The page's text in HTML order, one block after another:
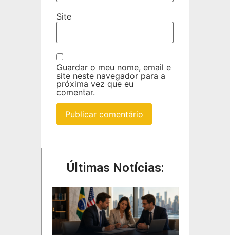
Site
Guardar o meu nome, email e
site neste navegador para a
próxima vez que eu
comentar.
Últimas Notícias: